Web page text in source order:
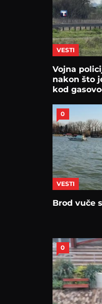
VESTI
Vojna
nakon što
kod
0
VESTI
Brod vuče
0